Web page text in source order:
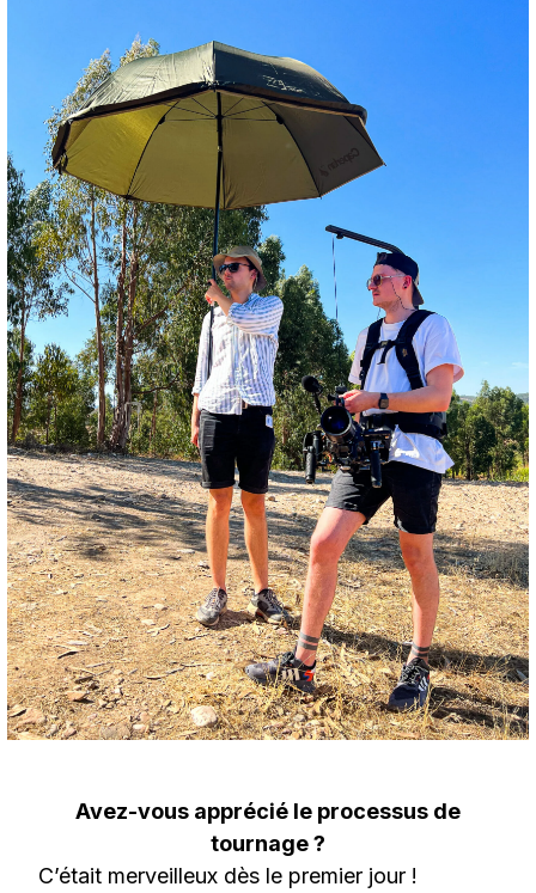
Avez-vous apprécié le processus de
tournage ?
C’était merveilleux dès le premier jour !